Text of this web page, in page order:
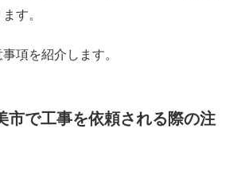
す。
項を紹介します。
市で工事を依頼される際の注